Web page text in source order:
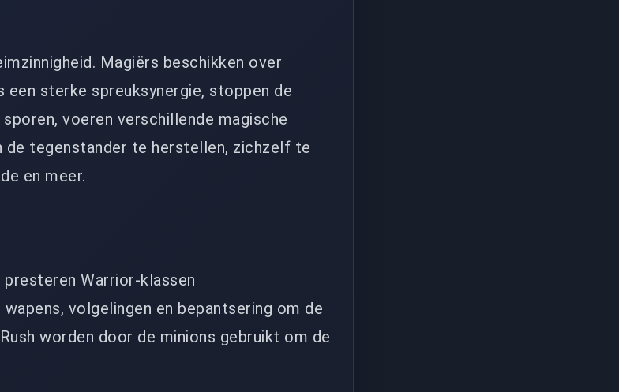
Magiërs beschikken over
een sterke spreuksynergie, stoppen de
voeren verschillende magische
tegenstander te herstellen, zichzelf te
en meer.
Warrior-klassen
volgelingen en bepantsering om de
worden door de minions gebruikt om de